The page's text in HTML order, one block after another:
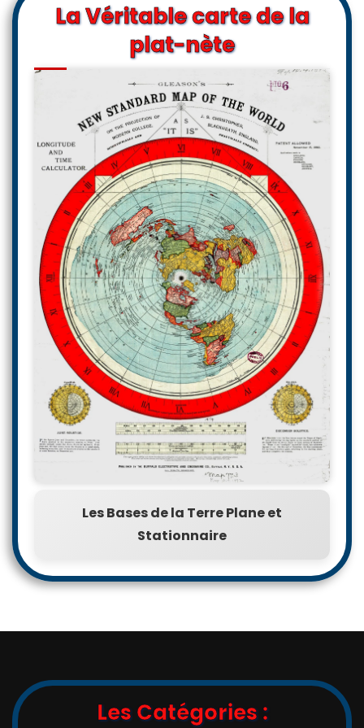
La Véritable carte de la
plat-nète
Les Bases de la Terre Plane et
Stationnaire
Les Catégories :